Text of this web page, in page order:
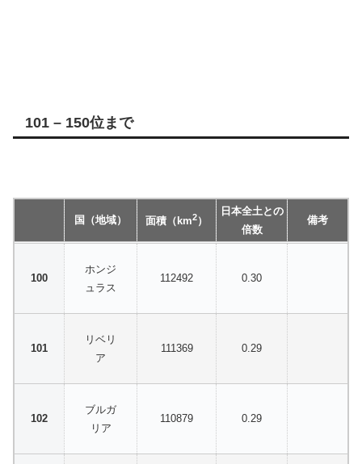
101 – 150位まで
国（地域） 面積（km2）
日本全土との
倍数
備考
ホンジ
ュラス
112492 0.30
リベリ
ア
111369 0.29
ブルガ
リア
110879 0.29